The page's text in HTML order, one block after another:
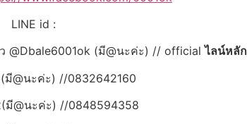
LINE id :
@Dbale6001ok (มี@นะค่ะ) // officialไลน์หลัก
มี@นะค่ะ) //0832642160
มี@นะค่ะ) //0848594358